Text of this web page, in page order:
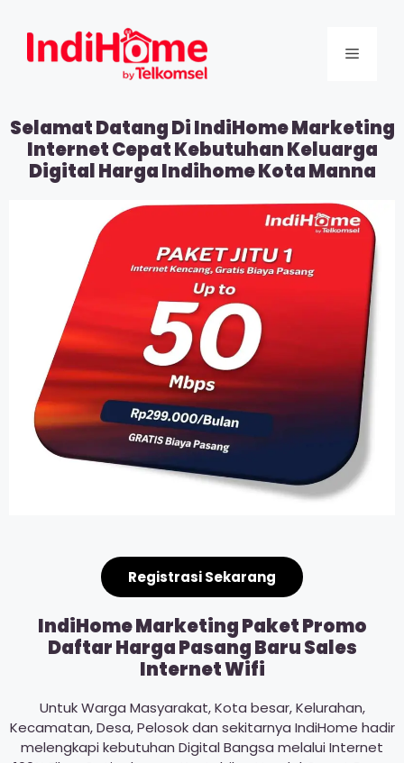
Selamat Datang Di IndiHome Marketing
Internet Cepat Kebutuhan Keluarga
Digital Harga Indihome Kota Manna
Registrasi Sekarang
IndiHome Marketing Paket Promo
Daftar Harga Pasang Baru Sales
Internet Wifi
Untuk Warga Masyarakat, Kota besar, Kelurahan,
Kecamatan, Desa, Pelosok dan sekitarnya IndiHome hadir
melengkapi kebutuhan Digital Bangsa melalui Internet